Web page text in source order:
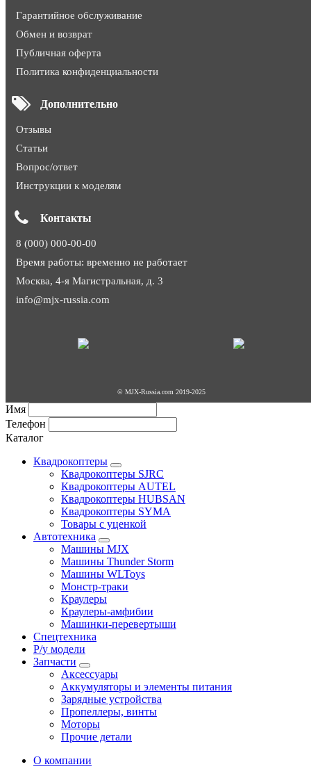
Гарантийное обслуживание
Обмен и возврат
Публичная оферта
Политика конфиденциальности
Дополнительно
Отзывы
Статьи
Вопрос/ответ
Инструкции к моделям
Контакты
8 (000) 000-00-00
Время работы: временно не работает
Москва, 4-я Магистральная, д. 3
info@mjx-russia.com
© MJX-Russia.com 2019-2025
Имя
Телефон
Каталог
Квадрокоптеры
Квадрокоптеры SJRC
Квадрокоптеры AUTEL
Квадрокоптеры HUBSAN
Квадрокоптеры SYMA
Товары с уценкой
Автотехника
Машины MJX
Машины Thunder Storm
Машины WLToys
Монстр-траки
Краулеры
Краулеры-амфибии
Машинки-перевертыши
Спецтехника
Р/у модели
Запчасти
Аксессуары
Аккумуляторы и элементы питания
Зарядные устройства
Пропеллеры, винты
Моторы
Прочие детали
О компании